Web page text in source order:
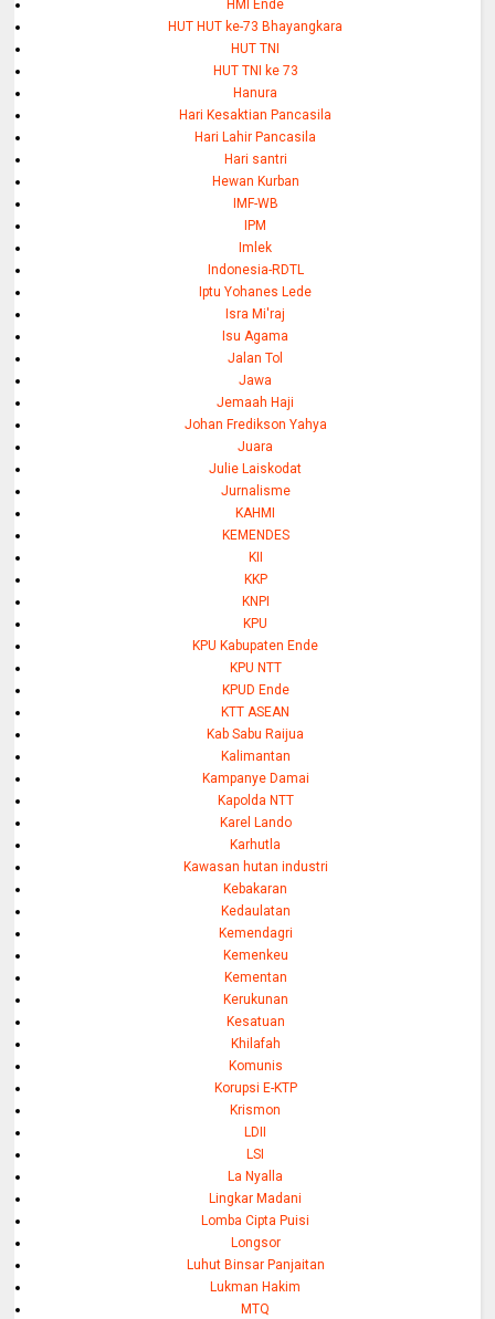
HMI Ende
HUT HUT ke-73 Bhayangkara
HUT TNI
HUT TNI ke 73
Hanura
Hari Kesaktian Pancasila
Hari Lahir Pancasila
Hari santri
Hewan Kurban
IMF-WB
IPM
Imlek
Indonesia-RDTL
Iptu Yohanes Lede
Isra Mi'raj
Isu Agama
Jalan Tol
Jawa
Jemaah Haji
Johan Fredikson Yahya
Juara
Julie Laiskodat
Jurnalisme
KAHMI
KEMENDES
KII
KKP
KNPI
KPU
KPU Kabupaten Ende
KPU NTT
KPUD Ende
KTT ASEAN
Kab Sabu Raijua
Kalimantan
Kampanye Damai
Kapolda NTT
Karel Lando
Karhutla
Kawasan hutan industri
Kebakaran
Kedaulatan
Kemendagri
Kemenkeu
Kementan
Kerukunan
Kesatuan
Khilafah
Komunis
Korupsi E-KTP
Krismon
LDII
LSI
La Nyalla
Lingkar Madani
Lomba Cipta Puisi
Longsor
Luhut Binsar Panjaitan
Lukman Hakim
MTQ